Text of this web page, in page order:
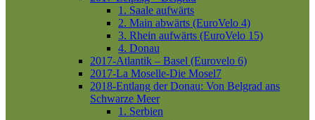
1. Saale aufwärts
2. Main abwärts (EuroVelo 4)
3. Rhein aufwärts (EuroVelo 15)
4. Donau
2017-Atlantik – Basel (Eurovelo 6)
2017-La Moselle-Die Mosel7
2018-Entlang der Donau: Von Belgrad ans
Schwarze Meer
1. Serbien